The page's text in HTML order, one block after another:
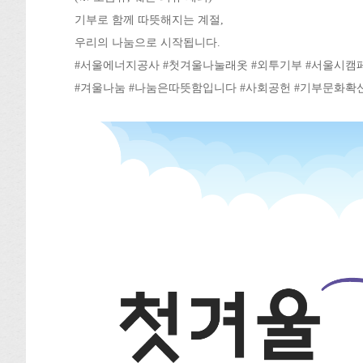
기부로 함께 따뜻해지는 계절,
우리의 나눔으로 시작됩니다.
#서울에너지공사 #첫겨울나눌래옷 #외투기부 #서울시캠
#겨울나눔 #나눔은따뜻함입니다 #사회공헌 #기부문화확